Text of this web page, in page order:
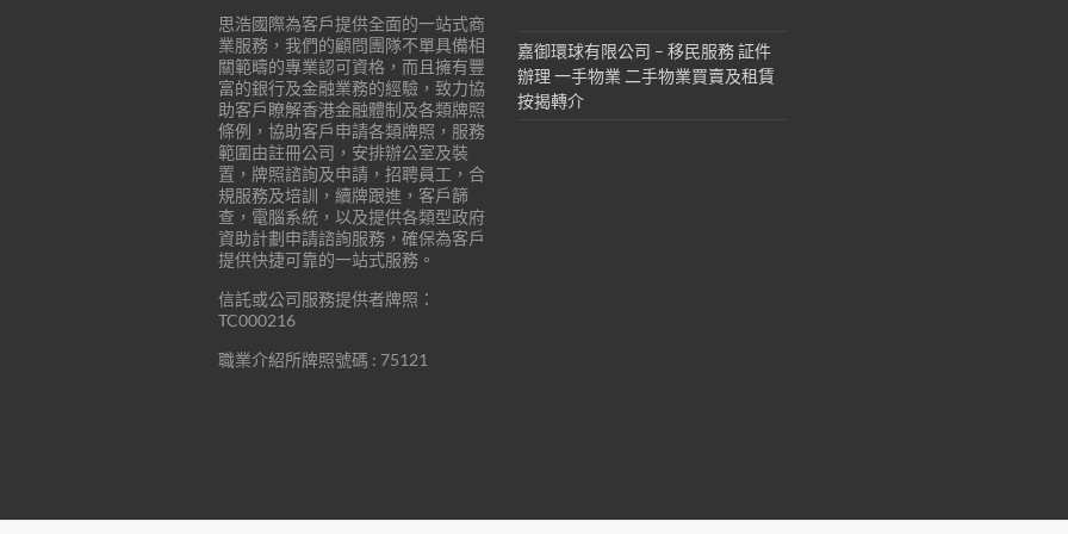
及
人
才
招
聘
等
服
務。
思浩國際為客戶提供全面的一站式商
業服務，我們的顧問團隊不單具備相
關範疇的專業認可資格，而且擁有豐
富的銀行及金融業務的經驗，致力協
助客戶瞭解香港金融體制及各類牌照
條例，協助客戶申請各類牌照，服務
範圍由註冊公司，安排辦公室及裝
置，牌照諮詢及申請，招聘員工，合
規服務及培訓，續牌跟進，客戶篩
查，電腦系統，以及提供各類型政府
資助計劃申請諮詢服務，確保為客戶
提供快捷可靠的一站式服務。
信託或公司服務提供者牌照：
TC000216
職業介紹所牌照號碼 : 75121
嘉御環球有限公司 – 移民服務 証件
辦理 一手物業 二手物業買賣及租賃
按揭轉介